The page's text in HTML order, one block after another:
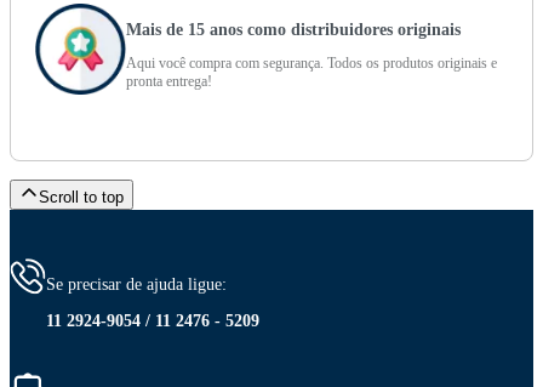
Mais de 15 anos como distribuidores originais
Aqui você compra com segurança. Todos os produtos originais e
pronta entrega!
Scroll to top
Se precisar de ajuda ligue:
11 2924-9054 / 11 2476 - 5209